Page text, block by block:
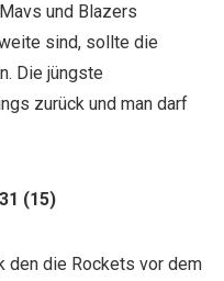
und Blazers
sind, sollte die
Die jüngste
zurück und man darf
(15)
den die Rockets vor dem